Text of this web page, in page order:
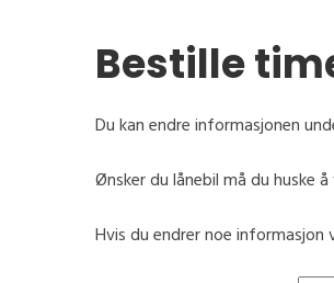
Bestille
Du kan endre informasjonen
Ønsker du lånebil må du huske
Hvis du endrer noe